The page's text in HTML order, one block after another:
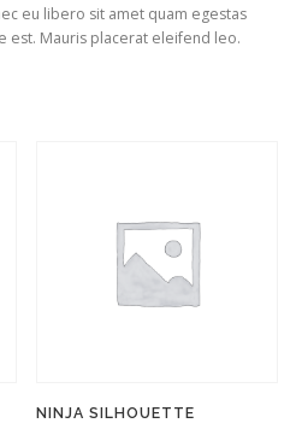
eu libero sit amet quam egestas
est. Mauris placerat eleifend leo.
NINJA SILHOUETTE